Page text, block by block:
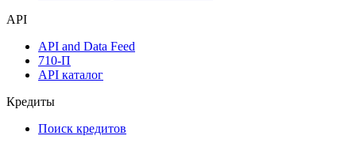
API
API and Data Feed
710-П
API каталог
Кредиты
Поиск кредитов